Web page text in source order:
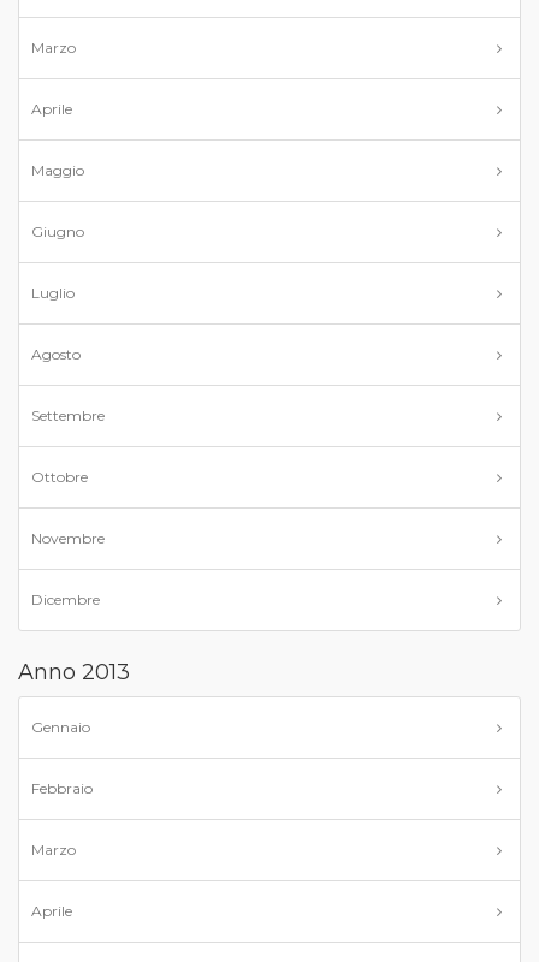
Marzo
Aprile
Maggio
Giugno
Luglio
Agosto
Settembre
Ottobre
Novembre
Dicembre
Anno 2013
Gennaio
Febbraio
Marzo
Aprile